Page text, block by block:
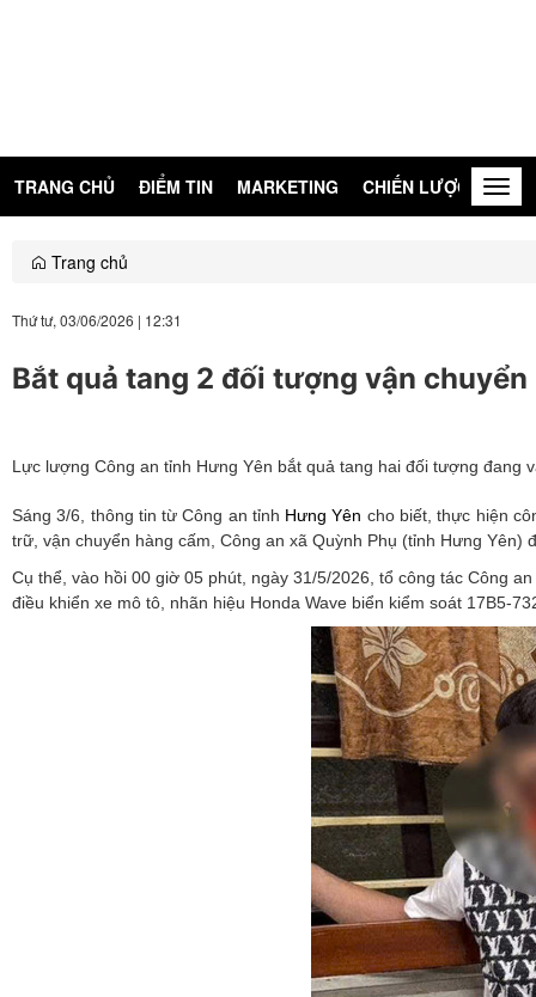
TRANG CHỦ ĐIỂM TIN MARKETING CHIẾN LƯỢC
Trang chủ
Thứ tư, 03/06/2026 | 12:31
Bắt quả tang 2 đối tượng vận
Lực lượng Công an tỉnh Hưng Yên bắt quả tang hai đối tượng đang
Sáng 3/6, thông tin từ Công an tỉnh Hưng Yên cho biết, thực hiện
trữ, vận chuyển hàng cấm, Công an xã Quỳnh Phụ (tỉnh Hưng
Cụ thể, vào hồi 00 giờ 05 phút, ngày 31/5/2026, tổ công tác Công
điều khiển xe mô tô, nhãn hiệu Honda Wave biển kiểm soát 17B5-